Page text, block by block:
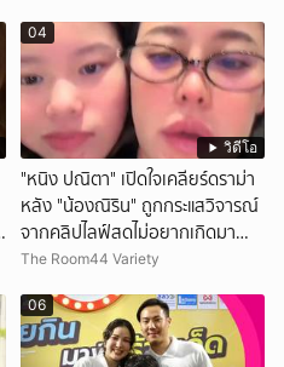
วิดีโอ
04
"หนิง ปณิตา" เปิดใจเคลียร์ดราม่า
หลัง "น้องณิริน" ถูกกระแสวิจารณ์
จากคลิปไลฟ์สดไม่อยากเกิดมา
หน้าเหมือนพ่อ
The Room44 Variety
06